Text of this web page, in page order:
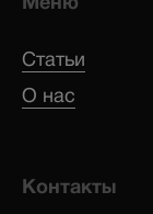
Статьи
О нас
Контакты